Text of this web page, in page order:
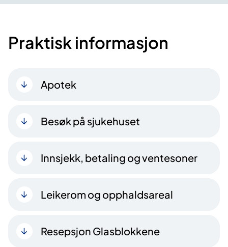
Praktisk informasjon
Apotek
Besøk på sjukehuset
Innsjekk, betaling og ventesoner
Leikerom og opphaldsareal
Resepsjon Glasblokkene